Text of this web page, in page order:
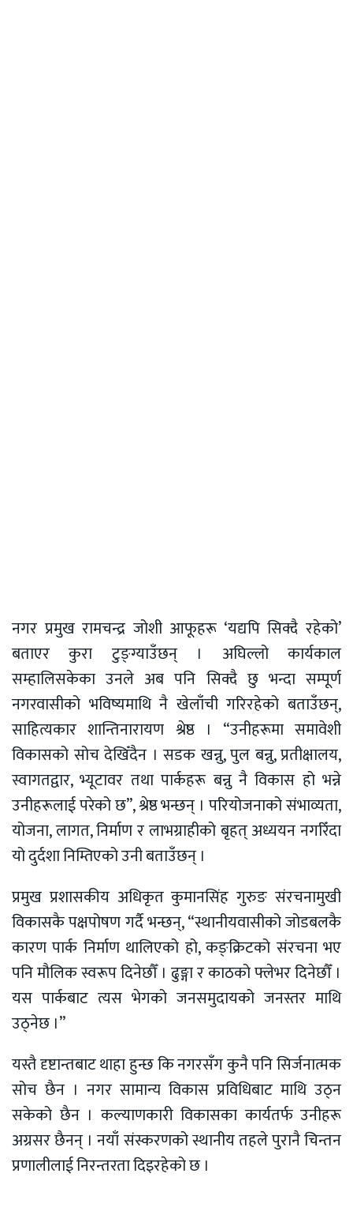
नगर प्रमुख रामचन्द्र जोशी आफूहरू ‘यद्यपि सिक्दै रहेको’
बताएर कुरा टुङ्ग्याउँछन् । अघिल्लो कार्यकाल
सम्हालिसकेका उनले अब पनि सिक्दै छु भन्दा सम्पूर्ण
नगरवासीको भविष्यमाथि नै खेलाँची गरिरहेको बताउँछन्,
साहित्यकार शान्तिनारायण श्रेष्ठ । “उनीहरूमा समावेशी
विकासको सोच देखिँदैन । सडक खन्नु, पुल बन्नु, प्रतीक्षालय,
स्वागतद्वार, भ्यूटावर तथा पार्कहरू बन्नु नै विकास हो भन्ने
उनीहरूलाई परेको छ”, श्रेष्ठ भन्छन् । परियोजनाको संभाव्यता,
योजना, लागत, निर्माण र लाभग्राहीको बृहत् अध्ययन नगरिँदा
यो दुर्दशा निम्तिएको उनी बताउँछन् ।
प्रमुख प्रशासकीय अधिकृत कुमानसिंह गुरुङ संरचनामुखी
विकासकै पक्षपोषण गर्दै भन्छन्, “स्थानीयवासीको जोडबलकै
कारण पार्क निर्माण थालिएको हो, कङ्क्रिटको संरचना भए
पनि मौलिक स्वरूप दिनेछौँ । ढुङ्गा र काठको फ्लेभर दिनेछौँ ।
यस पार्कबाट त्यस भेगको जनसमुदायको जनस्तर माथि
उठ्नेछ ।”
यस्तै दृष्टान्तबाट थाहा हुन्छ कि नगरसँग कुनै पनि सिर्जनात्मक
सोच छैन । नगर सामान्य विकास प्रविधिबाट माथि उठ्न
सकेको छैन । कल्याणकारी विकासका कार्यतर्फ उनीहरू
अग्रसर छैनन् । नयाँ संस्करणको स्थानीय तहले पुरानै चिन्तन
प्रणालीलाई निरन्तरता दिइरहेको छ ।